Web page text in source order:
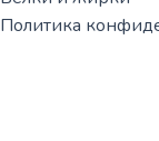
Политика